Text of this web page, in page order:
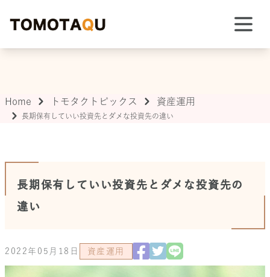
Home トモタクトピックス 資産運用
長期保有していい投資先とダメな投資先の違い
長期保有していい投資先とダメな投資先の
違い
2022年05月18日 資産運用